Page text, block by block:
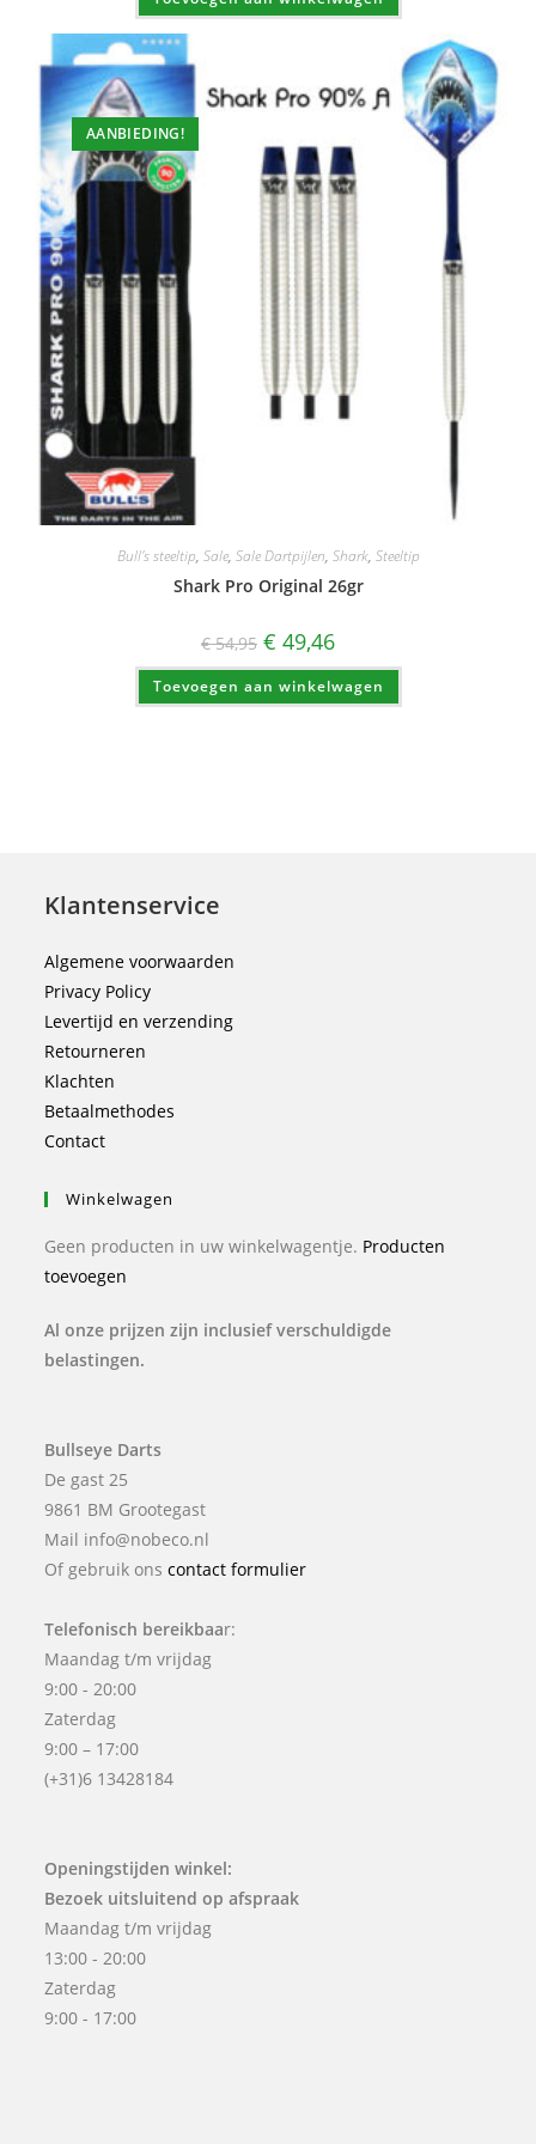
AANBIEDING!
Bull's steeltip, Sale, Sale Dartpijlen, Shark, Steeltip
Shark Pro Original 26gr
€54,95 Oorspronkelijke
prijs
was:
€ 54,95.
€ 49,46Huidige
prijs
is:
€ 49,46.
Toevoegen aan winkelwagen
Klantenservice
Algemene voorwaarden
Privacy Policy
Levertijd en verzending
Retourneren
Klachten
Betaalmethodes
Contact
Winkelwagen
Geen producten in uw winkelwagentje. Producten
toevoegen
Al onze prijzen zijn inclusief verschuldigde
belastingen.
Bullseye Darts
De gast 25
9861 BM Grootegast
Mail info@nobeco.nl
Of gebruik onscontact formulier
Telefonisch bereikbaar:
Maandag t/m vrijdag
9:00 - 20:00
Zaterdag
9:00 – 17:00
(+31)6 13428184
Openingstijden winkel:
Bezoek uitsluitend op afspraak
Maandag t/m vrijdag
13:00 - 20:00
Zaterdag
9:00 - 17:00